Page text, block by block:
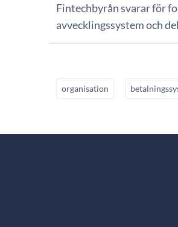
Fintechbyrån svarar för
avvecklingssystem och
organisation